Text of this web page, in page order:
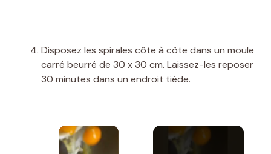
Disposez les spirales côte à côte dans un moule
carré beurré de 30 x 30 cm. Laissez-les reposer
30 minutes dans un endroit tiède.
×